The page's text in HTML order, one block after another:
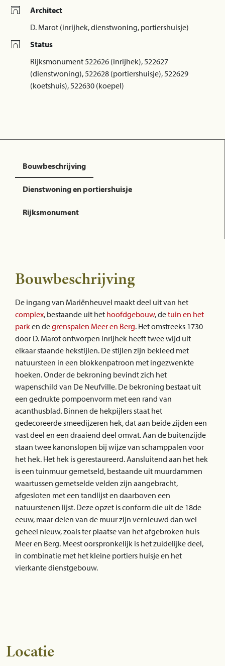
Architect
D. Marot (inrijhek, dienstwoning, portiershuisje)
Status
Rijksmonument 522626 (inrijhek), 522627
(dienstwoning), 522628 (portiershuisje), 522629
(koetshuis), 522630 (koepel)
Bouwbeschrijving
Dienstwoning en portiershuisje
Rijksmonument
Bouwbeschrijving
De ingang van Mariënheuvel maakt deel uit van het
complex, bestaande uit het hoofdgebouw, detuin en het
park en degrenspalen Meer en Berg. Het omstreeks 1730
door D. Marot ontworpen inrijhek heeft twee wijd uit
elkaar staande hekstijlen. De stijlen zijn bekleed met
natuursteen in een blokkenpatroon met ingezwenkte
hoeken. Onder de bekroning bevindt zich het
wapenschild van De Neufville. De bekroning bestaat uit
een gedrukte pompoenvorm met een rand van
acanthusblad. Binnen de hekpijlers staat het
gedecoreerde smeedijzeren hek, dat aan beide zijden een
vast deel en een draaiend deel omvat. Aan de buitenzijde
staan twee kanonslopen bij wijze van schamppalen voor
het hek. Het hek is gerestaureerd. Aansluitend aan het hek
is een tuinmuur gemetseld, bestaande uit muurdammen
waartussen gemetselde velden zijn aangebracht,
afgesloten met een tandlijst en daarboven een
natuurstenen lijst. Deze opzet is conform die uit de 18de
eeuw, maar delen van de muur zijn vernieuwd dan wel
geheel nieuw, zoals ter plaatse van het afgebroken huis
Meer en Berg. Meest oorspronkelijk is het zuidelijke deel,
in combinatie met het kleine portiers huisje en het
vierkante dienstgebouw.
Locatie